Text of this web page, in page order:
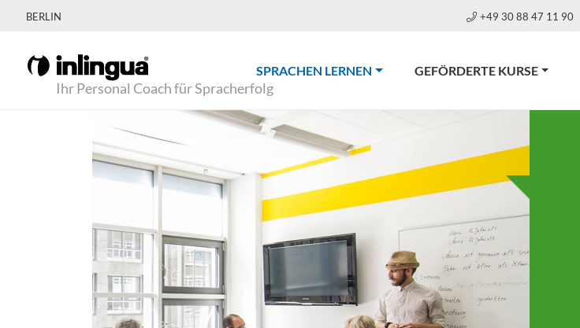
BERLIN +49 30 88 47 11 90
Ihr Personal Coach für Spracherfolg
SPRACHEN LERNEN(CURRENT)GEFÖRDERTE KURSE